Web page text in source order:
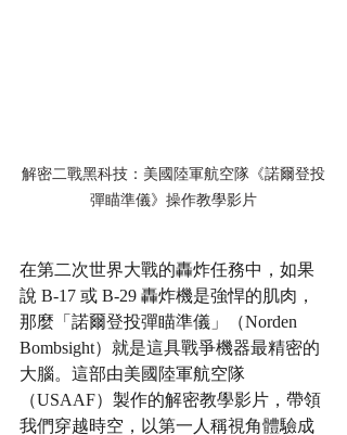
解密二戰黑科技：美國陸軍航空隊《諾爾登投
彈瞄準儀》操作教學影片
在第二次世界大戰的轟炸任務中，如果
說 B-17 或 B-29 轟炸機是強悍的肌肉，
那麼「諾爾登投彈瞄準儀」（Norden
Bombsight）就是這具戰爭機器最精密的
大腦。這部由美國陸軍航空隊
（USAAF）製作的解密教學影片，帶領
我們穿越時空，以第一人稱視角體驗成